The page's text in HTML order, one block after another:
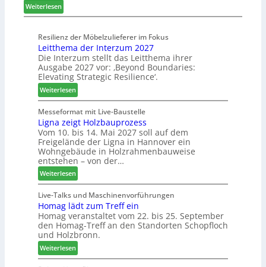
e
r
m
S
o
r
t
i
m
e
n
t
c
n
u
n
g
e
n
f
ü
r
P
l
a
n
t
a
g
Weiterlesen:
L
m
e
l
l
o
-
F
r
ä
s
e
r
u
n
d
-
V
e
r
b
i
n
Resilienz der Möbelzulieferer im Fokus
Leitthema der Interzum 2027
Die Interzum stellt das Leitthema ihrer
Ausgabe 2027 vor: ‚Beyond Boundaries:
Elevating Strategic Resilience‘.
Weiterlesen:
L
e
i
t
t
h
e
m
a
d
e
r
I
n
t
e
Messeformat mit Live-Baustelle
Ligna zeigt Holzbauprozess
Vom 10. bis 14. Mai 2027 soll auf dem
Freigelände der Ligna in Hannover ein
Wohngebäude in Holzrahmenbauweise
entstehen – von der…
Weiterlesen:
L
i
g
n
a
z
e
i
Live-Talks und Maschinenvorführungen
Homag lädt zum Treff ein
Homag veranstaltet vom 22. bis 25. September
den Homag-Treff an den Standorten Schopfloch
und Holzbronn.
Weiterlesen:
H